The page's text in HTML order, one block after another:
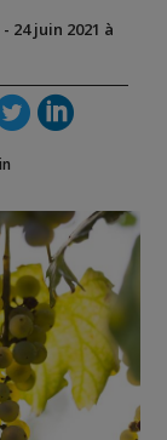
- 24 juin 2021 à